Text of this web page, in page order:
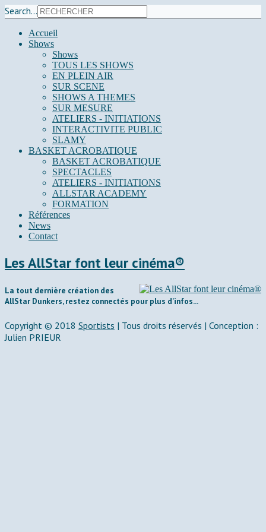
Search...
Accueil
Shows
Shows
TOUS LES SHOWS
EN PLEIN AIR
SUR SCENE
SHOWS A THEMES
SUR MESURE
ATELIERS - INITIATIONS
INTERACTIVITE PUBLIC
SLAMY
BASKET ACROBATIQUE
BASKET ACROBATIQUE
SPECTACLES
ATELIERS - INITIATIONS
ALLSTAR ACADEMY
FORMATION
Références
News
Contact
Les AllStar font leur cinéma®
La tout dernière création des
AllStar Dunkers, restez connectés pour plus d'infos...
Copyright © 2018 Sportists | Tous droits réservés | Conception :
Julien PRIEUR